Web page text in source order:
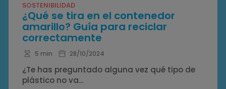
SOSTENIBILIDAD
¿Qué se tira en el contenedor
amarillo? Guía para reciclar
correctamente
5 min 28/10/2024
¿Te has preguntado alguna vez qué tipo de
plástico no va...